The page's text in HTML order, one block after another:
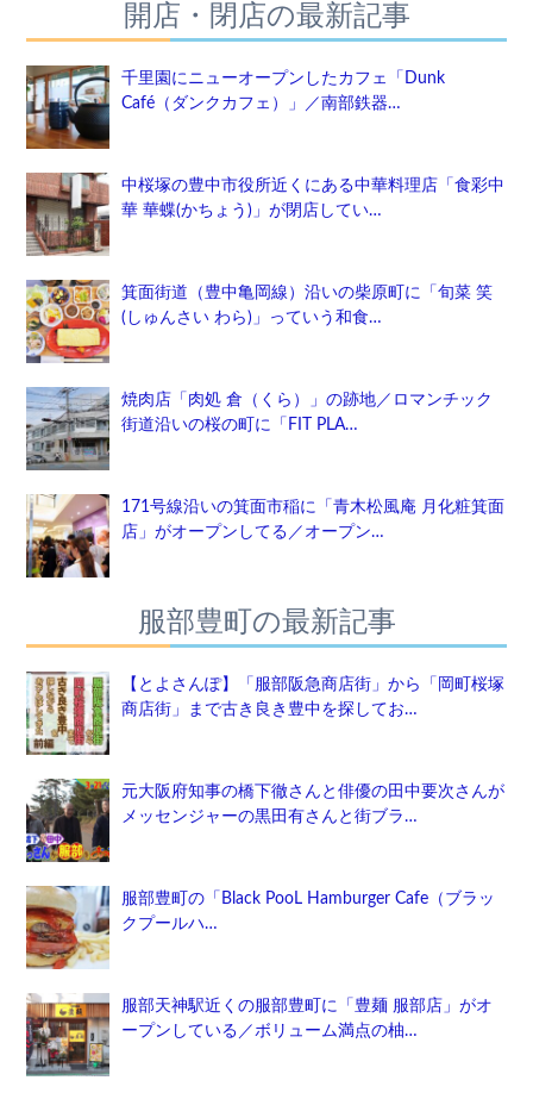
開店・閉店の最新記事
千里園にニューオープンしたカフェ「Dunk
Café（ダンクカフェ）」／南部鉄器…
中桜塚の豊中市役所近くにある中華料理店「食彩中
華 華蝶(かちょう)」が閉店してい…
箕面街道（豊中亀岡線）沿いの柴原町に「旬菜 笑
(しゅんさい わら)」っていう和食…
焼肉店「肉処 倉（くら）」の跡地／ロマンチック
街道沿いの桜の町に「FIT PLA…
171号線沿いの箕面市稲に「青木松風庵 月化粧箕面
店」がオープンしてる／オープン…
服部豊町の最新記事
【とよさんぽ】「服部阪急商店街」から「岡町桜塚
商店街」まで古き良き豊中を探してお…
元大阪府知事の橋下徹さんと俳優の田中要次さんが
メッセンジャーの黒田有さんと街ブラ…
服部豊町の「Black PooL Hamburger Cafe（ブラッ
クプールハ…
服部天神駅近くの服部豊町に「豊麺 服部店」がオ
ープンしている／ボリューム満点の柚…